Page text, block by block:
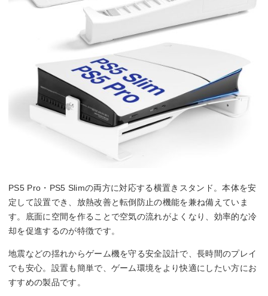
PS5 Pro・PS5 Slimの両方に対応する横置きスタンド。本体を安
定して設置でき、放熱改善と転倒防止の機能を兼ね備えていま
す。底面に空間を作ることで空気の流れがよくなり、効率的な冷
却を促進するのが特徴です。
地震などの揺れからゲーム機を守る安全設計で、長時間のプレイ
でも安心。設置も簡単で、ゲーム環境をより快適にしたい方にお
すすめの製品です。